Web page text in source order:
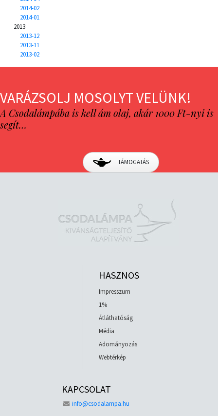
2014-02
2014-01
2013
2013-12
2013-11
2013-02
VARÁZSOLJ MOSOLYT VELÜNK!
A Csodalámpába is kell ám olaj, akár 1000 Ft-nyi is
segít…
TÁMOGATÁS
HASZNOS
Impresszum
1%
Átláthatóság
Média
Adományozás
Webtérkép
KAPCSOLAT
info@csodalampa.hu